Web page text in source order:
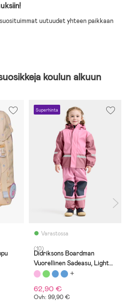
uutuudet yhteen paikkaan
koulun alkuun
Superhinta
Varastossa
(10)
Didriksons Boardman
Vuorellinen Sadeasu, Light
Heather Pink
62,90 €
Ovh: 99,90 €